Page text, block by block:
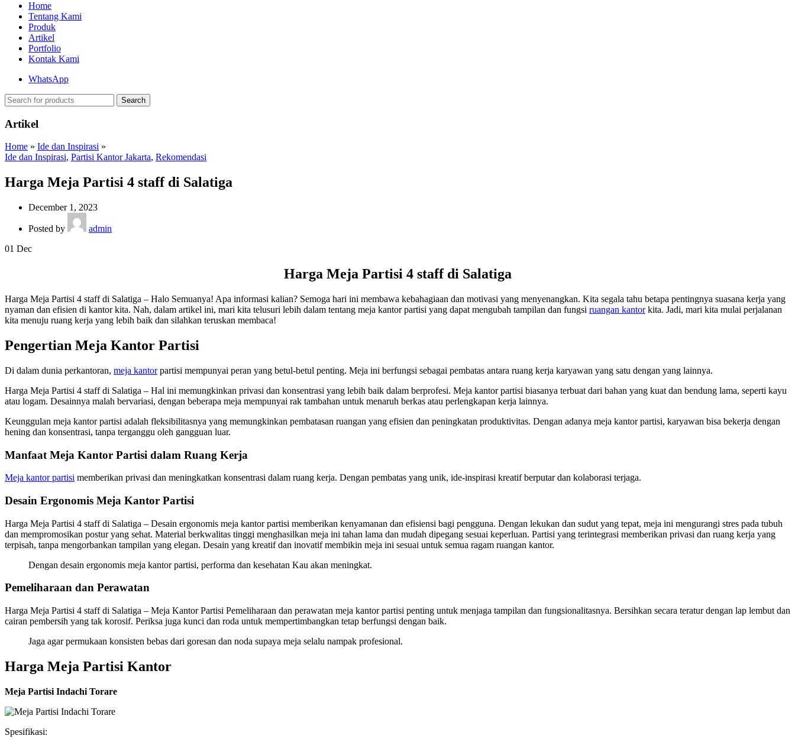
Home
Tentang Kami
Produk
Artikel
Portfolio
Kontak Kami
WhatsApp
Search
Artikel
Home » Ide dan Inspirasi »
Ide dan Inspirasi, Partisi Kantor Jakarta, Rekomendasi
Harga Meja Partisi 4 staff di Salatiga
December 1, 2023
Posted by
admin
01 Dec
Harga Meja Partisi 4 staff di Salatiga
Harga Meja Partisi 4 staff di Salatiga – Halo Semuanya! Apa informasi kalian? Semoga hari ini membawa kebahagiaan dan motivasi yang menyenangkan. Kita segala tahu betapa pentingnya suasana kerja yang
nyaman dan efisien di kantor kita. Nah, dalam artikel ini, mari kita telusuri lebih dalam tentang meja kantor partisi yang dapat mengubah tampilan dan fungsi ruangan kantorkita. Jadi, mari kita mulai perjalanan
kita menuju ruang kerja yang lebih baik dan silahkan teruskan membaca!
Pengertian Meja Kantor Partisi
Di dalam dunia perkantoran, meja kantorpartisi mempunyai peran yang betul-betul penting. Meja ini berfungsi sebagai pembatas antara ruang kerja karyawan yang satu dengan yang lainnya.
Harga Meja Partisi 4 staff di Salatiga – Hal ini memungkinkan privasi dan konsentrasi yang lebih baik dalam berprofesi. Meja kantor partisi biasanya terbuat dari bahan yang kuat dan bendung lama, seperti kayu
atau logam. Desainnya malah bervariasi, dengan beberapa meja mempunyai rak tambahan untuk menaruh berkas atau perlengkapan kerja lainnya.
Keunggulan meja kantor partisi adalah fleksibilitasnya yang memungkinkan pembatasan ruangan yang efisien dan peningkatan produktivitas. Dengan adanya meja kantor partisi, karyawan bisa bekerja dengan
hening dan konsentrasi, tanpa terganggu oleh gangguan luar.
Manfaat Meja Kantor Partisi dalam Ruang Kerja
Meja kantor partisi memberikan privasi dan meningkatkan konsentrasi dalam ruang kerja. Dengan pembatas yang unik, ide-inspirasi kreatif berputar dan kolaborasi terjaga.
Desain Ergonomis Meja Kantor Partisi
Harga Meja Partisi 4 staff di Salatiga – Desain ergonomis meja kantor partisi memberikan kenyamanan dan efisiensi bagi pengguna. Dengan lekukan dan sudut yang tepat, meja ini mengurangi stres pada tubuh
dan mempromosikan postur yang sehat. Material berkwalitas tinggi menghasilkan meja ini tahan lama dan mudah dipegang sesuai keperluan. Partisi yang terintegrasi memberikan privasi dan ruang kerja yang
terpisah, tanpa mengorbankan tampilan yang elegan. Desain yang kreatif dan inovatif membikin meja ini sesuai untuk semua ragam ruangan kantor.
Dengan desain ergonomis meja kantor partisi, performa dan kesehatan Kau akan meningkat.
Pemeliharaan dan Perawatan
Harga Meja Partisi 4 staff di Salatiga – Meja Kantor Partisi Pemeliharaan dan perawatan meja kantor partisi penting untuk menjaga tampilan dan fungsionalitasnya. Bersihkan secara teratur dengan lap lembut dan
cairan pembersih yang tak korosif. Periksa juga kunci dan roda untuk mempertimbangkan tetap berfungsi dengan baik.
Jaga agar permukaan konsisten bebas dari goresan dan noda supaya meja selalu nampak profesional.
Harga Meja Partisi Kantor
Meja Partisi Indachi Torare
Spesifikasi: